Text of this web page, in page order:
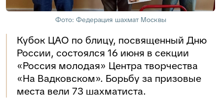
Фото: Федерация шахмат Москвы
Кубок ЦАО по блицу, посвященный Дню
России, состоялся 16 июня в секции
«Россия молодая» Центра творчества
«На Вадковском». Борьбу за призовые
места вели 73 шахматиста.